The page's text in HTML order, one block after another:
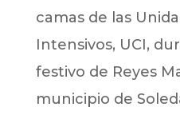
camas de las
Intensivos, UCI,
festivo de Reyes
municipio de